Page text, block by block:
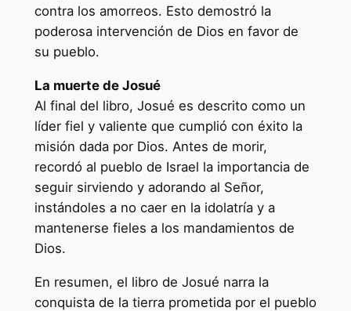
contra los amorreos. Esto demostró la
poderosa intervención de Dios en favor de
su pueblo.
La muerte de Josué
Al final del libro, Josué es descrito como un
líder fiel y valiente que cumplió con éxito la
misión dada por Dios. Antes de morir,
recordó al pueblo de Israel la importancia de
seguir sirviendo y adorando al Señor,
instándoles a no caer en la idolatría y a
mantenerse fieles a los mandamientos de
Dios.
En resumen, el libro de Josué narra la
conquista de la tierra prometida por el pueblo